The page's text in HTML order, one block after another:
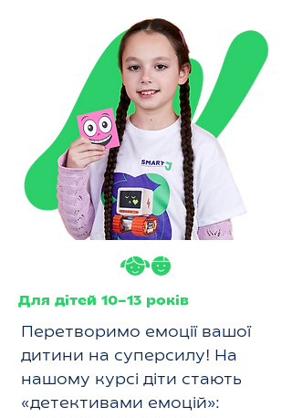
Для дітей 10–13 років
Перетворимо емоції вашої
дитини на суперсилу! На
нашому курсі діти стають
«детективами емоцій»: